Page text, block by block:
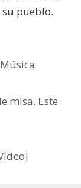
pueblo.
Música
misa, Este